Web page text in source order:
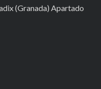
(Granada) Apartado